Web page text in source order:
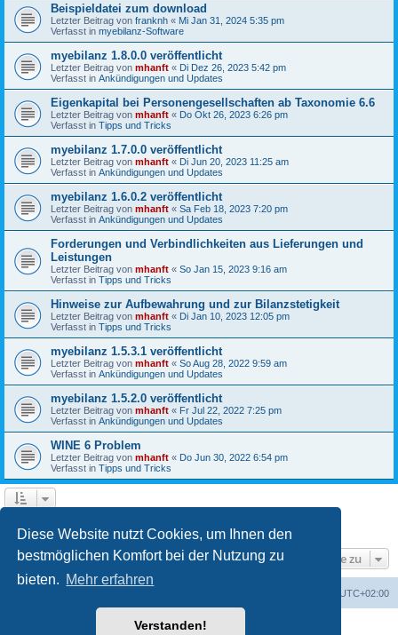
Diese Website nutzt Cookies, um Ihnen den
bestmöglichen Komfort bei der Nutzung zu
bieten. Mehr erfahren
Verstanden!
Beispieldatei zum download
Letzter Beitrag von franknh « Mi Jan 31, 2024 5:35 pm
Verfasst in myebilanz-Software
myebilanz 1.8.0.0 veröffentlicht
Letzter Beitrag von mhanft « Di Dez 26, 2023 5:42 pm
Verfasst in Ankündigungen und Updates
Eigenkapital bei Personengesellschaften ab Taxonomie 6.6
Letzter Beitrag von mhanft « Do Okt 26, 2023 6:26 pm
Verfasst in Tipps und Tricks
myebilanz 1.7.0.0 veröffentlicht
Letzter Beitrag von mhanft « Di Jun 20, 2023 11:25 am
Verfasst in Ankündigungen und Updates
myebilanz 1.6.0.2 veröffentlicht
Letzter Beitrag von mhanft « Sa Feb 18, 2023 7:20 pm
Verfasst in Ankündigungen und Updates
Forderungen und Verbindlichkeiten aus Lieferungen und
Leistungen
Letzter Beitrag von mhanft « So Jan 15, 2023 9:16 am
Verfasst in Tipps und Tricks
Hinweise zur Aufbewahrung und zur Bilanzstetigkeit
Letzter Beitrag von mhanft « Di Jan 10, 2023 12:05 pm
Verfasst in Tipps und Tricks
myebilanz 1.5.3.1 veröffentlicht
Letzter Beitrag von mhanft « So Aug 28, 2022 9:59 am
Verfasst in Ankündigungen und Updates
myebilanz 1.5.2.0 veröffentlicht
Letzter Beitrag von mhanft « Fr Jul 22, 2022 7:25 pm
Verfasst in Ankündigungen und Updates
WINE 6 Problem
Letzter Beitrag von mhanft « Do Jun 30, 2022 6:54 pm
Verfasst in Tipps und Tricks
Gehe zu
UTC+02:00
Powered byphpBB® Forum Software © phpBB Limited